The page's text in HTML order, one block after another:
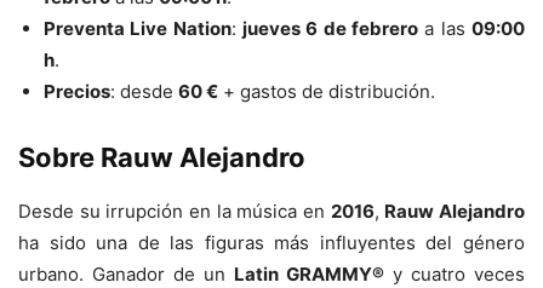
Preventa Live Nation:jueves 6 de febrero a las09:00
h.
Precios: desde 60 € + gastos de distribución.
Sobre Rauw Alejandro
Desde su irrupción en la música en 2016, Rauw Alejandro
ha sido una de las figuras más influyentes del género
urbano. Ganador de un Latin GRAMMY® y cuatro veces